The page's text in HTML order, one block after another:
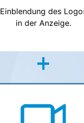
Einblendung des
in der Anzeige.